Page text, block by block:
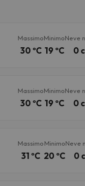
Massimo
30 ºC
Minimo
19 ºC
Neve
0
Massimo
30 ºC
Minimo
19 ºC
Neve
0
Massimo
31 ºC
Minimo
20 ºC
Neve
0